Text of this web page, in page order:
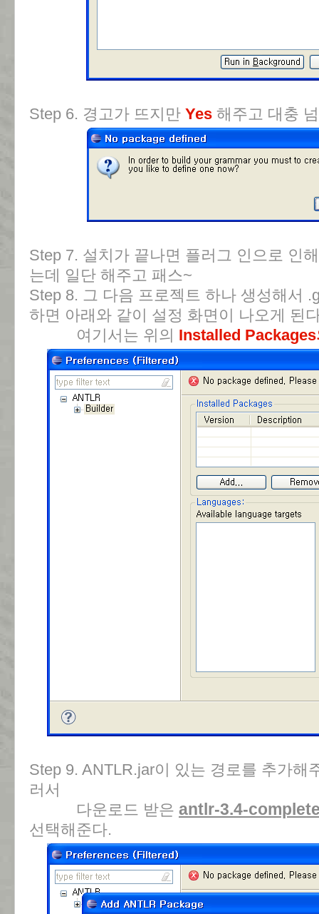
Step 6. 경고가 뜨지만 Yes 해주고 대충
Step 7. 설치가 끝나면 플러그 인으로 인
는데 일단 해주고 패스~
Step 8. 그 다음 프로젝트 하나 생성해서
하면 아래와 같이 설정 화면이 나오게 된
여기서는 위의 Installed
Step 9. ANTLR.jar이 있는 경로를 추가해
러서
다운로드 받은 antlr-3.4-
선택해준다.